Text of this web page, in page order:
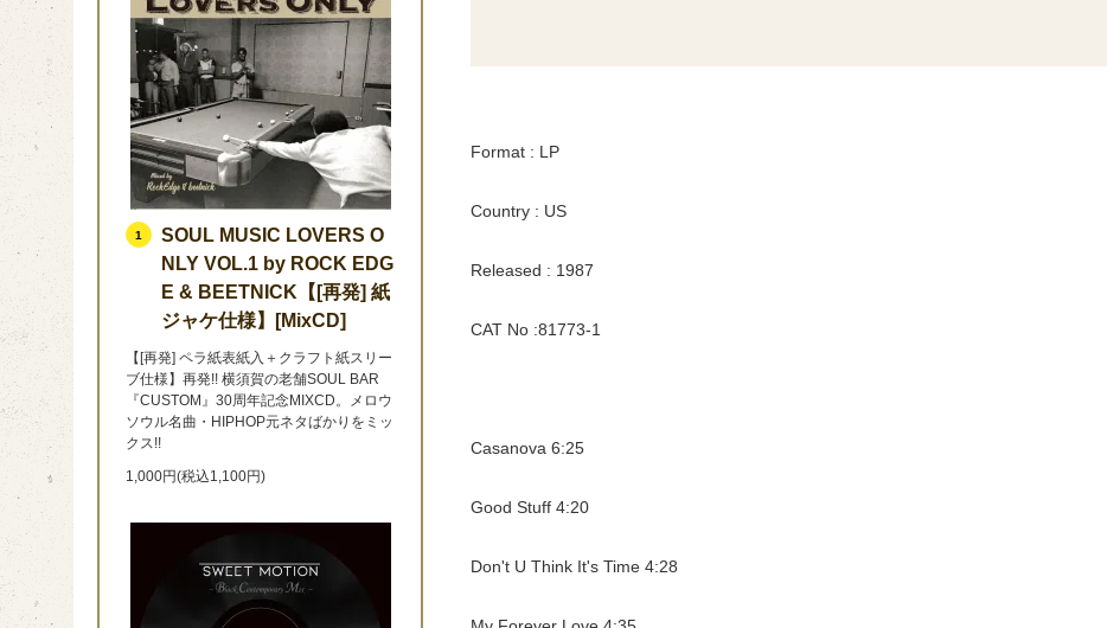
Format : LP
Country : US
Released : 1987
CAT No :81773-1
Casanova 6:25
Good Stuff 4:20
Don't U Think It's Time 4:28
1
SOUL MUSIC LOVERS O
NLY VOL.1 by ROCK EDG
E & BEETNICK【[再発] 紙
ジャケ仕様】[MixCD]
【[再発] ペラ紙表紙入＋クラフト紙スリー
ブ仕様】再発!! 横須賀の老舗SOUL BAR
『CUSTOM』30周年記念MIXCD。メロウ
ソウル名曲・HIPHOP元ネタばかりをミッ
クス!!
1,000円(税込1,100円)